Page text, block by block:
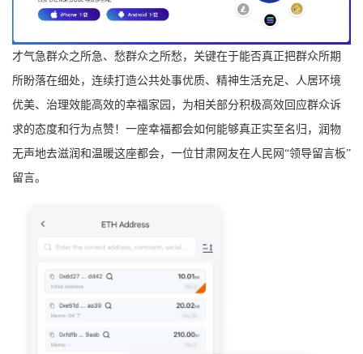
才气急群众之所急、愁群众之所愁，关键在于能否真正把群众所期
所盼落在细处，连续打造公共处事优质、精神生活充足、人居环境
优美、治理效能高效的幸福家园，为相关部分积极高效回应群众诉
求的态度和行为点赞！一座幸福都会如何能够真正实至名归，润物
无声地去滋润和温暖这座都会，一位甘肃网友在人民网“领导留言板”
留言。